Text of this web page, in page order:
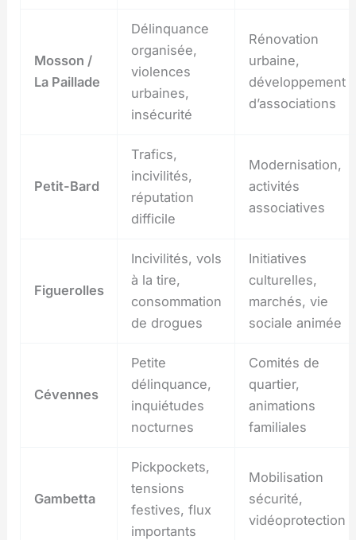
Mosson /
La Paillade
Délinquance
organisée,
violences
urbaines,
insécurité
Rénovation
urbaine,
développement
d’associations
Petit-Bard
Trafics,
incivilités,
réputation
difficile
Modernisation,
activités
associatives
Figuerolles
Incivilités, vols
à la tire,
consommation
de drogues
Initiatives
culturelles,
marchés, vie
sociale animée
Cévennes
Petite
délinquance,
inquiétudes
nocturnes
Comités de
quartier,
animations
familiales
Gambetta
Pickpockets,
tensions
festives, flux
importants
Mobilisation
sécurité,
vidéoprotection